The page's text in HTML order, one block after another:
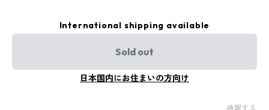
International shipping available
Sold out
日本国内にお住まいの方向け
通報する